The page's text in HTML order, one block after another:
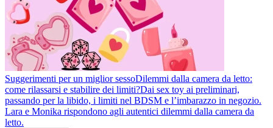
Suggerimenti per un miglior sessoDilemmi dalla camera da letto:
come rilassarsi e stabilire dei limiti?Dai sex toy ai preliminari,
passando per la libido, i limiti nel BDSM e l’imbarazzo in negozio.
Lara e Monika rispondono agli autentici dilemmi dalla camera da
letto.